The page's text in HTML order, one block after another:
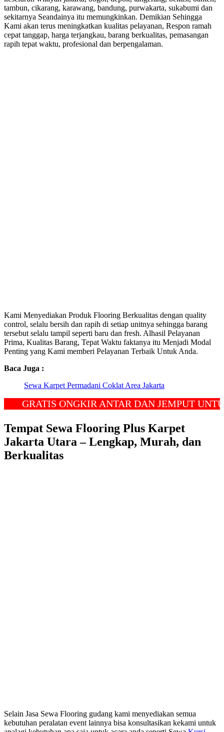
tambun, cikarang, karawang, bandung, purwakarta, sukabumi dan
sekitarnya Seandainya itu memungkinkan. Demikian Sehingga
Kami akan terus meningkatkan kualitas pelayanan, Respon ramah
cepat tanggap, harga terjangkau, barang berkualitas, pemasangan
rapih tepat waktu, profesional dan berpengalaman.
Kami Menyediakan Produk Flooring Berkualitas dengan quality
control, selalu bersih dan rapih di setiap unitnya sehingga barang
tersebut selalu tampil seperti baru dan fresh. Alhasil Pelayanan
Prima, Kualitas Barang, Tepat Waktu faktanya itu Menjadi Modal
Penting yang Kami memberi Pelayanan Terbaik Untuk Anda.
Baca Juga :
Sewa Karpet Permadani Coklat Area Jakarta
ONGKIR ANTAR DAN JEMPUT UNTUK
Tempat Sewa Flooring Plus Karpet
Jakarta Utara – Lengkap, Murah, dan
Berkualitas
Selain Jasa Sewa Flooring gudang kami menyediakan semua
kebutuhan peralatan event lainnya bisa konsultasikan kekami untuk